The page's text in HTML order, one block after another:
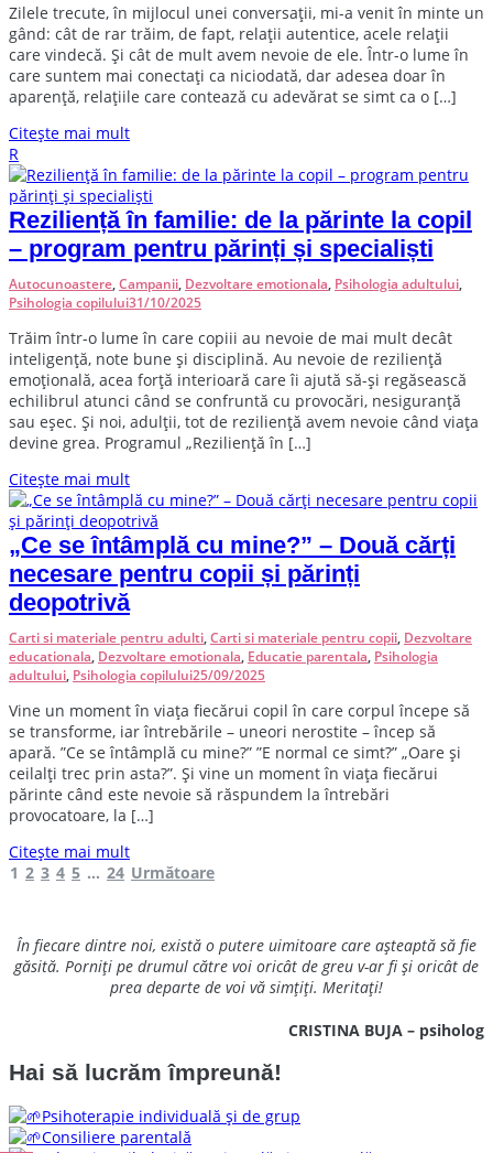
Zilele trecute, în mijlocul unei conversații, mi-a venit în minte un
gând: cât de rar trăim, de fapt, relații autentice, acele relații
care vindecă. Și cât de mult avem nevoie de ele. Într-o lume în
care suntem mai conectați ca niciodată, dar adesea doar în
aparență, relațiile care contează cu adevărat se simt ca o […]
Citește mai mult
R
Reziliență în familie: de la părinte la copil
– program pentru părinți și specialiști
Autocunoastere,Campanii, Dezvoltare emotionala, Psihologia adultului,
Psihologia copilului31/10/2025
Trăim într-o lume în care copiii au nevoie de mai mult decât
inteligență, note bune și disciplină. Au nevoie de reziliență
emoțională, acea forță interioară care îi ajută să-și regăsească
echilibrul atunci când se confruntă cu provocări, nesiguranță
sau eșec. Și noi, adulții, tot de reziliență avem nevoie când viața
devine grea. Programul „Reziliență în […]
Citește mai mult
„Ce se întâmplă cu mine?” – Două cărți
necesare pentru copii și părinți
deopotrivă
Carti si materiale pentru adulti,Carti si materiale pentru copii, Dezvoltare
educationala, Dezvoltare emotionala, Educatie parentala, Psihologia
adultului, Psihologia copilului25/09/2025
Vine un moment în viața fiecărui copil în care corpul începe să
se transforme, iar întrebările – uneori nerostite – încep să
apară. ”Ce se întâmplă cu mine?” ”E normal ce simt?” „Oare și
ceilalți trec prin asta?”. Și vine un moment în viața fiecărui
părinte când este nevoie să răspundem la întrebări
provocatoare, la […]
Citește mai mult
Navigare
Pagină
1 Pagină
2 Pagină
3 Pagină
4 Pagină
5 … Pagină
24 Următoare
În fiecare dintre noi, există o putere uimitoare care așteaptă să fie
găsită. Porniți pe drumul către voi oricât de greu v-ar fi și oricât de
prea departe de voi vă simțiți. Meritați!
CRISTINA BUJA – psiholog
Hai să lucrăm împreună!
Psihoterapie individuală și de grup
Consiliere parentală